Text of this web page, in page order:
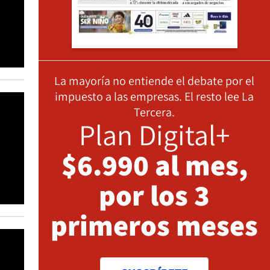
La mayoría no entiende el debate por el
impuesto a las empresas. El resto lee La
Tercera.
Plan Digital+
$6.990 al mes,
por los 3
primeros meses